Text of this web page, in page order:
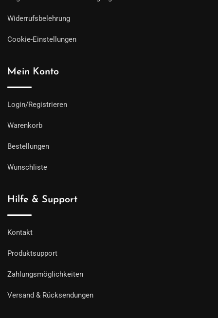
Widerrufsbelehrung
Cookie-Einstellungen
Mein Konto
Login/Registrieren
Warenkorb
Bestellungen
Wunschliste
Hilfe & Support
Kontakt
Produktsupport
Zahlungsmöglichkeiten
Versand & Rücksendungen